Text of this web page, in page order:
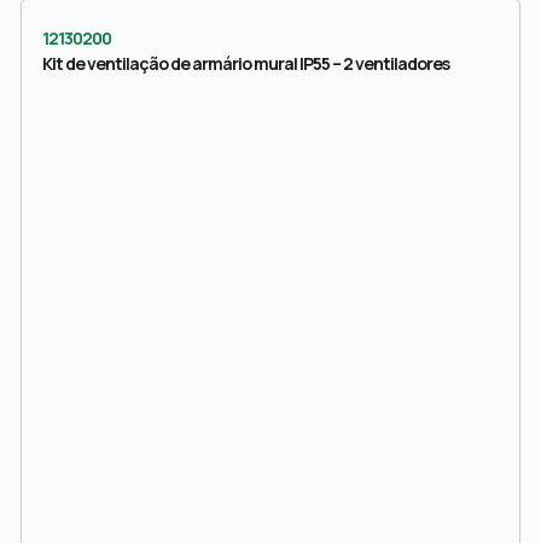
12130200
Kit de ventilação de armário mural IP55 – 2 ventiladores